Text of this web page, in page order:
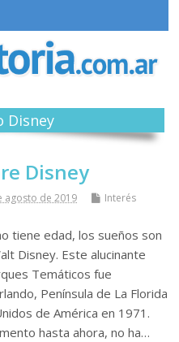
Disney
Disney
agosto de 2019
Interés
tiene edad, los sueños son
Disney. Este alucinante
Temáticos fue
Península de La Florida
de América en 1971.
hasta ahora, no ha…